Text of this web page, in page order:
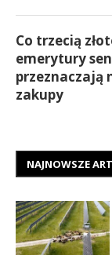
Co trzecią
emerytury
przeznaczają
zakupy
NAJNOWSZE